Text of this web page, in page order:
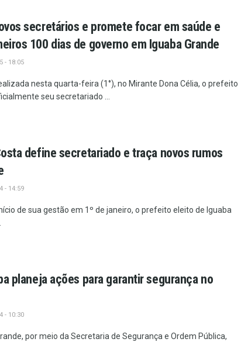
secretários e promete focar em saúde e
100 dias de governo em Iguaba Grande
- 18:05
nesta quarta-feira (1°), no Mirante Dona Célia, o prefeito
seu secretariado ...
define secretariado e traça novos rumos
- 14:59
de sua gestão em 1º de janeiro, o prefeito eleito de Iguaba
planeja ações para garantir segurança no
- 10:30
por meio da Secretaria de Segurança e Ordem Pública,